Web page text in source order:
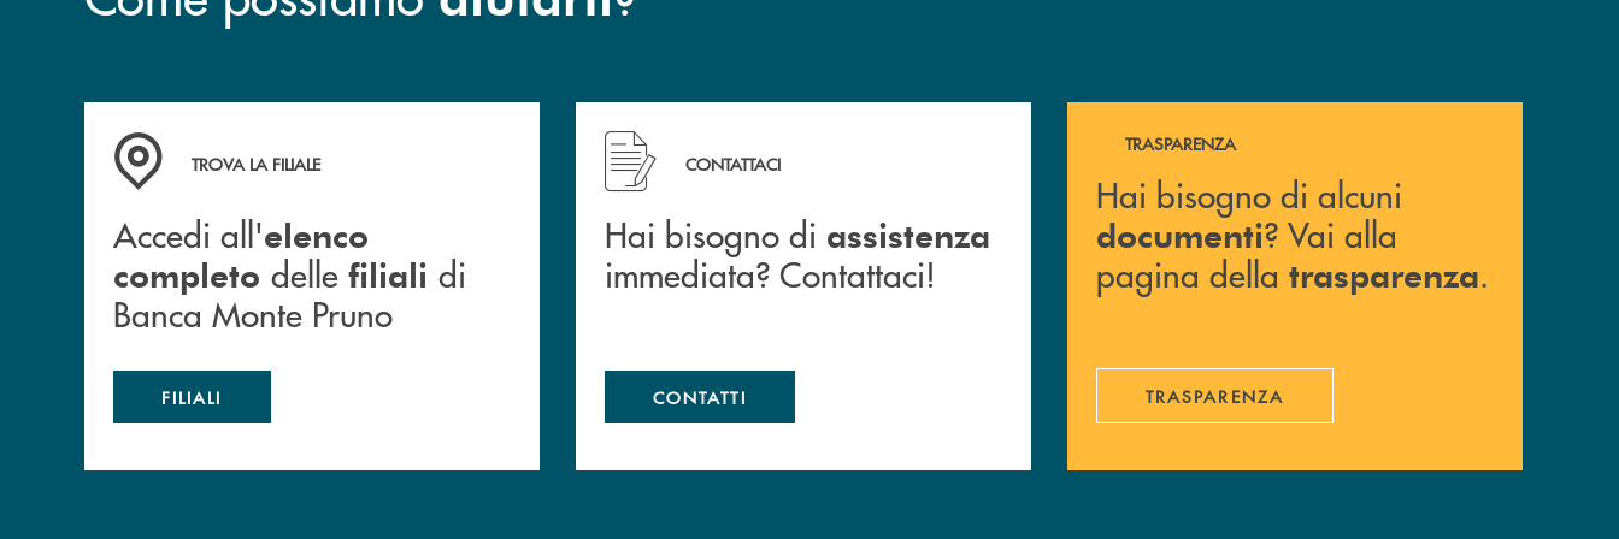
Accedi all' elenco completo&nbsp; delle&nbsp; filiali&nbsp; di Banca Monte Pruno
TROVA LA FILIALE
Accedi all'elenco
completo delle filiali di
Banca Monte Pruno
FILIALI
Hai bisogno di assistenza immediata? Contattaci!
CONTATTACI
Hai bisogno di assistenza
immediata? Contattaci!
CONTATTI
Hai bisogno di alcuni documenti ? Vai alla pagina della
TRASPARENZA
Hai bisogno di alcuni
documenti? Vai alla
pagina della trasparenza.
TRASPARENZA